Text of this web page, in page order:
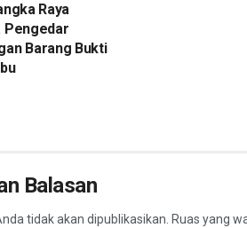
Raya
Pengedar
Barang Bukti
Balasan
tidak akan dipublikasikan. Ruas yang